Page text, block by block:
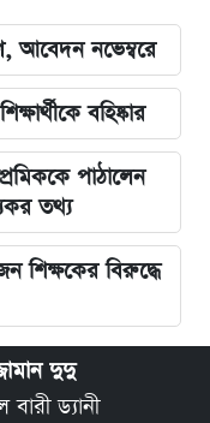
আবেদন নভেম্বরে
বহিষ্কার
পাঠালেন
তথ্য
শিক্ষকের বিরুদ্ধে
দুদু
ড্যানী